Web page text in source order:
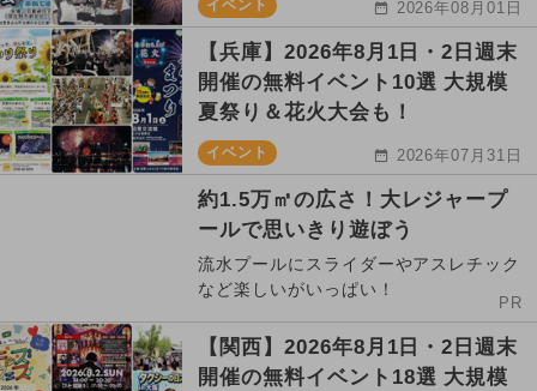
イベント 2026年08月01日
【兵庫】2026年8月1日・2日週末
開催の無料イベント10選 大規模
夏祭り＆花火大会も！
イベント 2026年07月31日
約1.5万㎡の広さ！大レジャープ
ールで思いきり遊ぼう
流水プールにスライダーやアスレチック
など楽しいがいっぱい！
PR
【関西】2026年8月1日・2日週末
開催の無料イベント18選 大規模